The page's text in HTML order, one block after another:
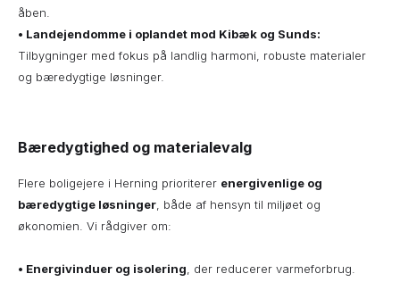
åben.
• Landejendomme i oplandet mod Kibæk og Sunds:
Tilbygninger med fokus på landlig harmoni, robuste materialer
og bæredygtige løsninger.
Bæredygtighed og materialevalg
Flere boligejere i Herning prioriterer energivenlige og
bæredygtige løsninger, både af hensyn til miljøet og
økonomien. Vi rådgiver om:
• Energivinduer og isolering, der reducerer varmeforbrug.